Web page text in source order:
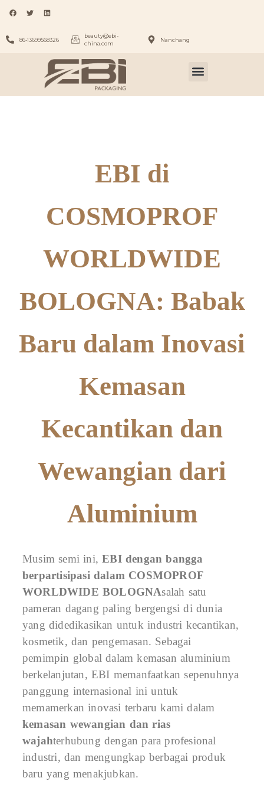
86-13699568326
beauty@ebi-
china.com
Nanchang
EBI di
COSMOPROF
WORLDWIDE
BOLOGNA: Babak
Baru dalam Inovasi
Kemasan
Kecantikan dan
Wewangian dari
Aluminium
Musim semi ini,EBI dengan bangga
berpartisipasi dalam COSMOPROF
WORLDWIDE BOLOGNAsalah satu
pameran dagang paling bergengsi di dunia
yang didedikasikan untuk industri kecantikan,
kosmetik, dan pengemasan. Sebagai
pemimpin global dalam kemasan aluminium
berkelanjutan, EBI memanfaatkan sepenuhnya
panggung internasional ini untuk
memamerkan inovasi terbaru kami dalam
kemasan wewangian dan rias
wajahterhubung dengan para profesional
industri, dan mengungkap berbagai produk
baru yang menakjubkan.